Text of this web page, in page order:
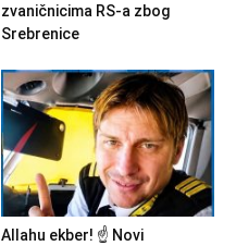
zvaničnicima RS-a zbog
Srebrenice
Allahu ekber! ☝️ Novi